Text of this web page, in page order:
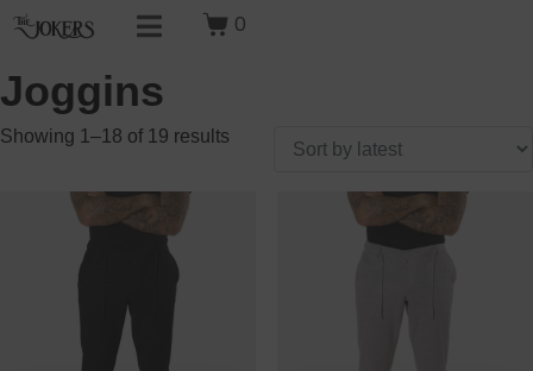
0
Joggins
Showing 1–18 of 19 results